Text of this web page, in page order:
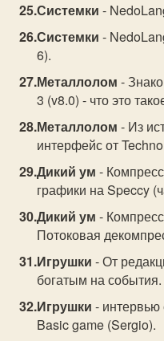
Системки -
Системки -
6).
Металлолом -
3 (v8.0) - что это
Металлолом - Из
интерфейс от
Дикий ум -
графики на Speccy
Дикий ум -
Потоковая
Игрушки - От
богатым на события.
Игрушки - интервью
Basic game (Sergio).